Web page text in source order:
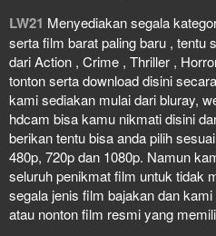
LW21 Menyediakan segala
serta film barat paling baru , tentu
dari Action , Crime , Thriller ,
tonton serta download disini
kami sediakan mulai dari bluray,
hdcam bisa kamu nikmati disini
berikan tentu bisa anda pilih
480p, 720p dan 1080p. Namun
seluruh penikmat film untuk tidak
segala jenis film bajakan dan
atau nonton film resmi yang